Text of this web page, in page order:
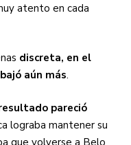
atento en cada
discreta, en el
aún más.
pareció
lograba mantener su
que volverse a Belo